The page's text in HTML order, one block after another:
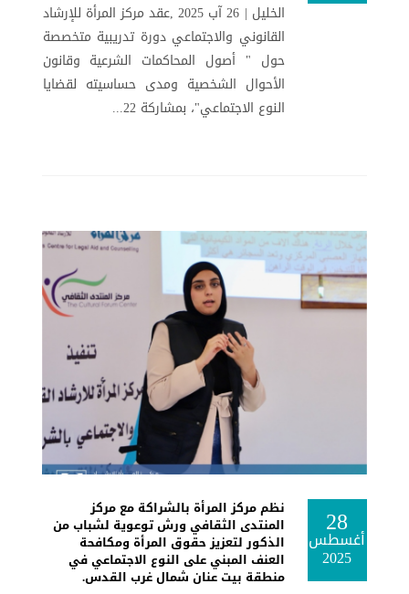
الخليل | 26 آب 2025 ,عقد مركز المرأة للإرشاد
القانوني والاجتماعي دورة تدريبية متخصصة
حول " أصول المحاكمات الشرعية وقانون
الأحوال الشخصية ومدى حساسيته لقضايا
النوع الاجتماعي"، بمشاركة 22...
28
أغسطس
2025
نظم مركز المرأة بالشراكة مع مركز
المنتدى الثقافي ورش توعوية لشباب من
الذكور لتعزيز حقوق المرأة ومكافحة
العنف المبني على النوع الاجتماعي في
منطقة بيت عنان شمال غرب القدس.